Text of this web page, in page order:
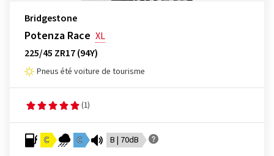
Bridgestone
Potenza Race XL
225/45 ZR17 (94Y)
Pneus été voiture de tourisme
(1)
C C B | 70dB